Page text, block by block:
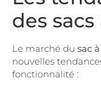
des
Le marché du sac
nouvelles
fonctionnalité :